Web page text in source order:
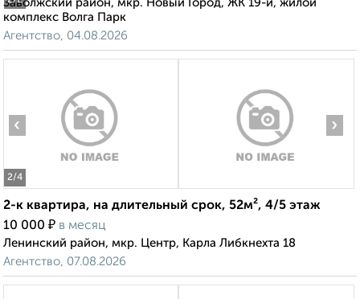
Заволжский район, мкр. Новый Город, ЖК 19-й, жилой
комплекс Волга Парк
Агентство, 04.08.2026
2/4
‹ ›
2-к квартира, на длительный срок, 52м², 4/5 этаж
10 000 ₽ в месяц
Ленинский район, мкр. Центр, Карла Либкнехта 18
Агентство, 07.08.2026